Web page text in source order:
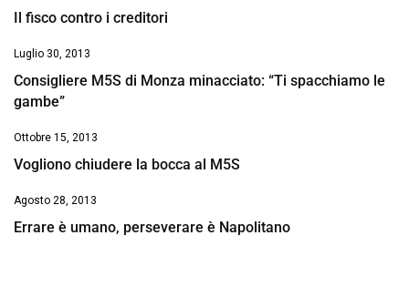
Il fisco contro i creditori
Luglio 30, 2013
Consigliere M5S di Monza minacciato: “Ti spacchiamo le
gambe”
Ottobre 15, 2013
Vogliono chiudere la bocca al M5S
Agosto 28, 2013
Errare è umano, perseverare è Napolitano